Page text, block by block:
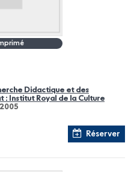
Didactique et des
: Institut Royal de la Culture
2005
Réserver